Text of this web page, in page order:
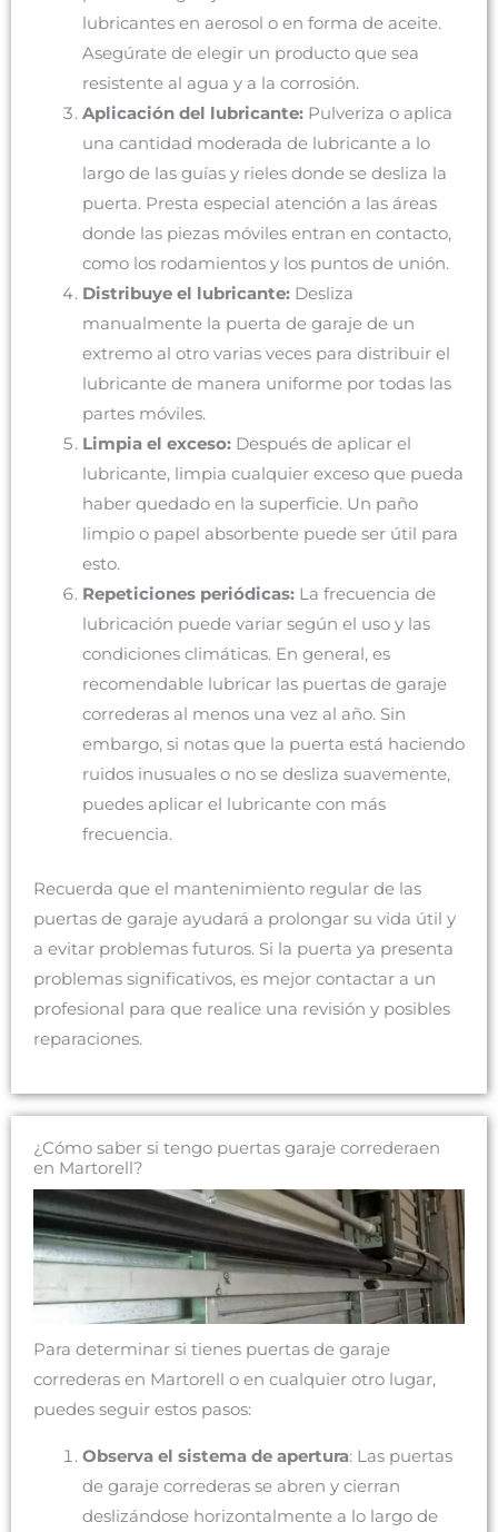
lubricantes en aerosol o en forma de aceite.
Asegúrate de elegir un producto que sea
resistente al agua y a la corrosión.
Aplicación del lubricante:Pulveriza o aplica
una cantidad moderada de lubricante a lo
largo de las guías y rieles donde se desliza la
puerta. Presta especial atención a las áreas
donde las piezas móviles entran en contacto,
como los rodamientos y los puntos de unión.
Distribuye el lubricante:Desliza
manualmente la puerta de garaje de un
extremo al otro varias veces para distribuir el
lubricante de manera uniforme por todas las
partes móviles.
Limpia el exceso:Después de aplicar el
lubricante, limpia cualquier exceso que pueda
haber quedado en la superficie. Un paño
limpio o papel absorbente puede ser útil para
esto.
Repeticiones periódicas:La frecuencia de
lubricación puede variar según el uso y las
condiciones climáticas. En general, es
recomendable lubricar las puertas de garaje
correderas al menos una vez al año. Sin
embargo, si notas que la puerta está haciendo
ruidos inusuales o no se desliza suavemente,
puedes aplicar el lubricante con más
frecuencia.
Recuerda que el mantenimiento regular de las
puertas de garaje ayudará a prolongar su vida útil y
a evitar problemas futuros. Si la puerta ya presenta
problemas significativos, es mejor contactar a un
profesional para que realice una revisión y posibles
reparaciones.
¿Cómo saber si tengo puertas garaje correderaen
en Martorell?
Para determinar si tienes puertas de garaje
correderas en Martorell o en cualquier otro lugar,
puedes seguir estos pasos:
Observa el sistema de apertura: Las puertas
de garaje correderas se abren y cierran
deslizándose horizontalmente a lo largo de